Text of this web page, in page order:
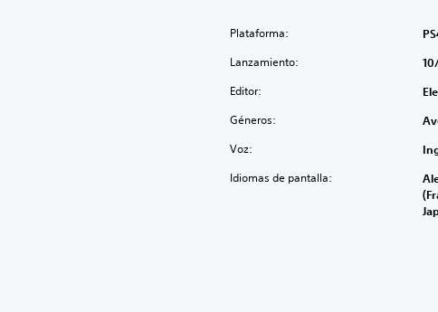
Plataforma:
Lanzamiento:
Editor:
Géneros:
Voz:
Idiomas de pantalla: